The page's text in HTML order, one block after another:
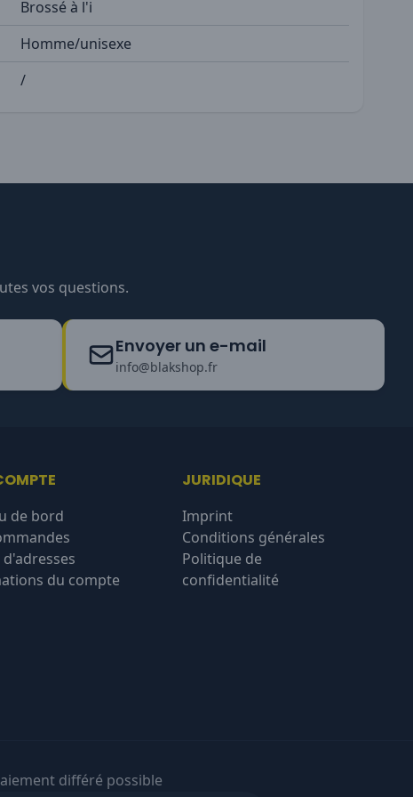
Brossé à l'i
Homme/unisexe
/
vos questions.
Envoyer un e-mail
info@blakshop.fr
de bord
du compte
JURIDIQUE
Imprint
Conditions générales
Politique de
confidentialité
différé possible